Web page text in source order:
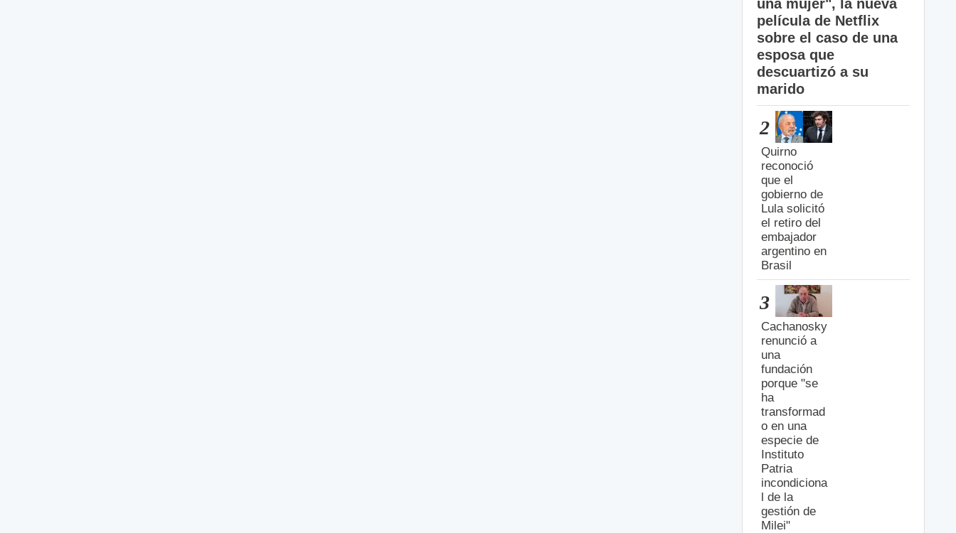
una mujer", la nueva
película de Netflix
sobre el caso de una
esposa que
descuartizó a su
marido
2
Quirno
reconoció
que el
gobierno de
Lula solicitó
el retiro del
embajador
argentino en
Brasil
3
Cachanosky
renunció a
una
fundación
porque "se
ha
transformad
o en una
especie de
Instituto
Patria
incondiciona
l de la
gestión de
Milei"